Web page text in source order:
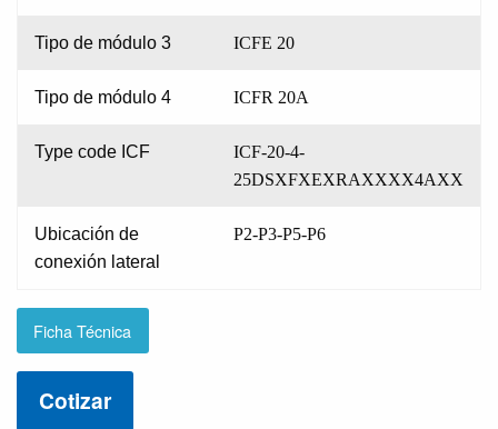
Tipo de módulo 3 ICFE 20
Tipo de módulo 4 ICFR 20A
Type code ICF
ICF-20-4-
25DSXFXEXRAXXXX4AXX
Ubicación de
conexión lateral
P2-P3-P5-P6
Ficha Técnica
Cotizar